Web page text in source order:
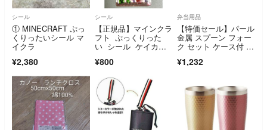
シール
① MINECRAFT ぷっ
くりったいシール マ
イクラ
¥2,380
シール
【正規品】マインクラ
フト ぷっくりった
い シール ケイカン
¥800
弁当用品
【特価セール】パール
金属 スプーン フォー
ク セット ケース付 ホ
¥1,232